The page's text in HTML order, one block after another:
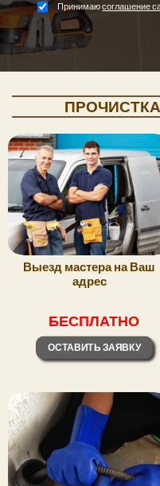
Принимаю соглашение
Выезд мастера на Ваш
адрес
БЕСПЛАТНО
ОСТАВИТЬ ЗАЯВКУ